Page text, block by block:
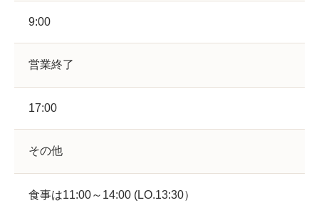
9:00
営業終了
17:00
その他
食事は11:00～14:00 (LO.13:30）